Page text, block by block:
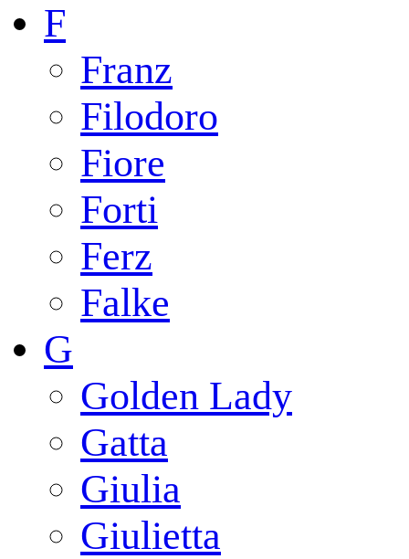
F
Franz
Filodoro
Fiore
Forti
Ferz
Falke
G
Golden Lady
Gatta
Giulia
Giulietta